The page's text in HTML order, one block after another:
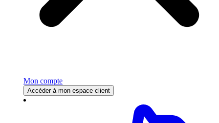
Mon compte
Accéder à mon espace client